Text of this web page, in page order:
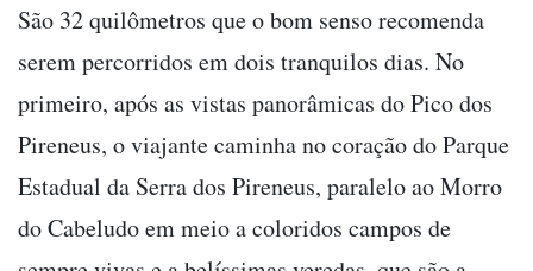
São 32 quilômetros que o bom senso recomenda
serem percorridos em dois tranquilos dias. No
primeiro, após as vistas panorâmicas do Pico dos
Pireneus, o viajante caminha no coração do Parque
Estadual da Serra dos Pireneus, paralelo ao Morro
do Cabeludo em meio a coloridos campos de